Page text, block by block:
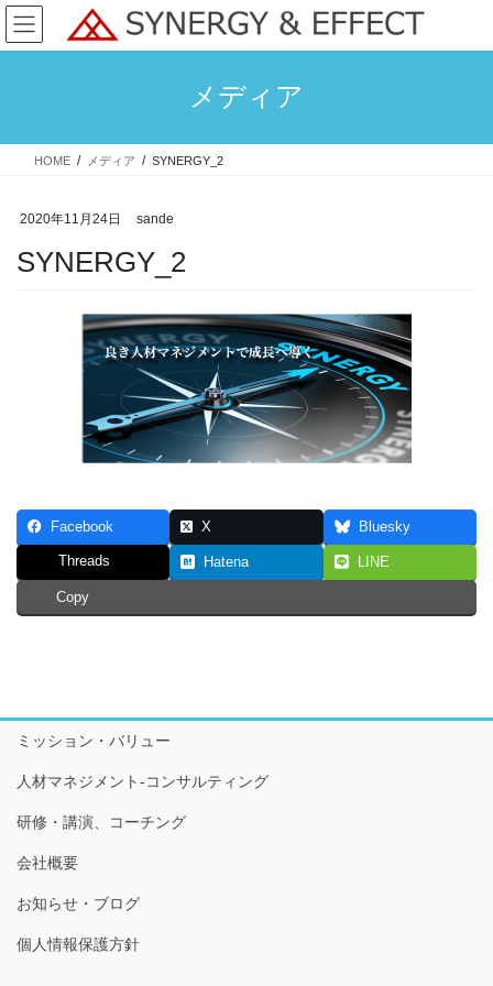
コ
ン
テ
ス
ナ
ビ
ゲ
ン
メディア
HOME メディア SYNERGY_2
2020年11月24日 sande
SYNERGY_2
Facebook X Bluesky
Threads Hatena LINE
Copy
ミッション・バリュー
人材マネジメント-コンサルティング
研修・講演、コーチング
会社概要
お知らせ・ブログ
個人情報保護方針